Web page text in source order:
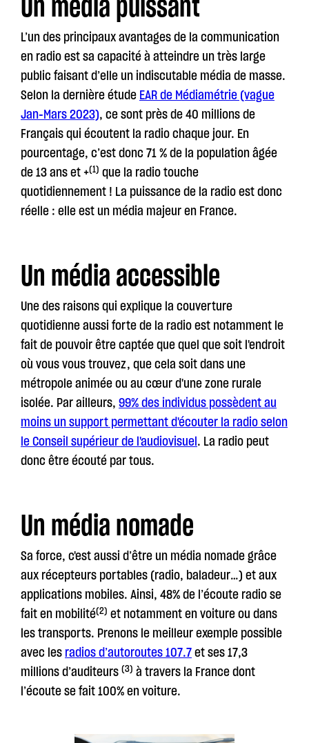
L’un des principaux avantages de la communication
en radio est sa capacité à atteindre un très large
public faisant d’elle un indiscutable média de masse.
Selon la dernière étude EAR de Médiamétrie (vague
Jan-Mars 2023), ce sont près de 40 millions de
Français qui écoutent la radio chaque jour. En
pourcentage, c’est donc 71 % de la population âgée
de 13 ans et +(1) que la radio touche
quotidiennement ! La puissance de la radio est donc
réelle : elle est un média majeur en France.
Un média accessible
Une des raisons qui explique la couverture
quotidienne aussi forte de la radio est notamment le
fait de pouvoir être captée que quel que soit l'endroit
où vous vous trouvez, que cela soit dans une
métropole animée ou au cœur d'une zone rurale
isolée. Par ailleurs, 99% des individus possèdent au
moins un support permettant d'écouter la radio selon
le Conseil supérieur de l'audiovisuel. La radio peut
donc être écouté par tous.
Un média nomade
Sa force, c'est aussi d’être un média nomade grâce
aux récepteurs portables (radio, baladeur…) et aux
applications mobiles. Ainsi, 48% de l’écoute radio se
fait en mobilité(2) et notamment en voiture ou dans
les transports. Prenons le meilleur exemple possible
avec les radios d’autoroutes 107.7et ses 17,3
millions d’auditeurs (3) à travers la France dont
l’écoute se fait 100% en voiture.